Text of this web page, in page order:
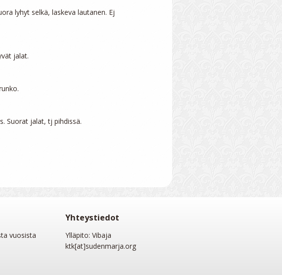
lyhyt selkä, laskeva lautanen. Ej
jalat.
Suorat jalat, tj pihdissä.
vuosista
Yhteystiedot
Ylläpito: Vibaja
ktk[at]sudenmarja.org